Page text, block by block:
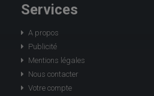
Services
A propos
Publicité
Mentions légales
Nous contacter
Votre compte